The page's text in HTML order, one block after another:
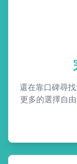
還在靠口碑尋
更多的選擇自